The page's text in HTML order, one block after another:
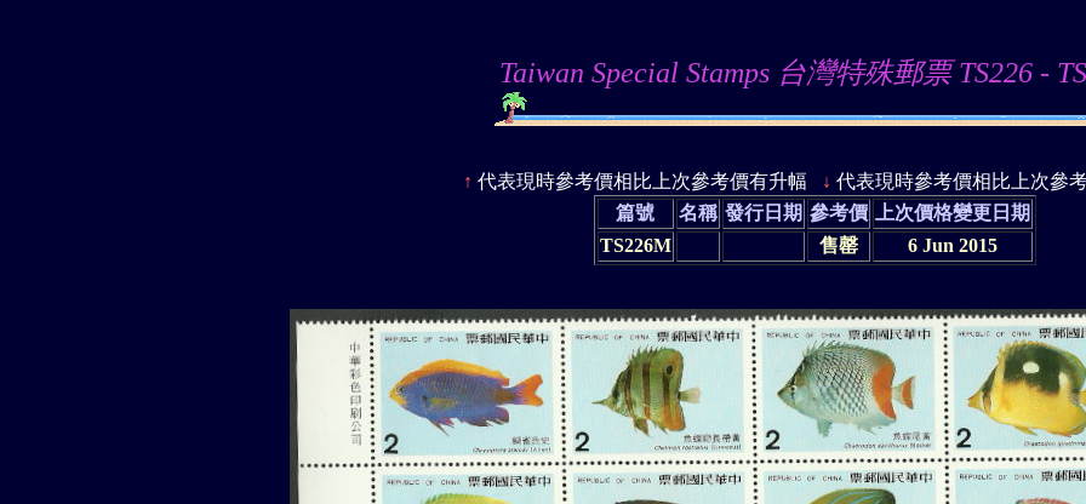
Taiwan Special Stamps 台灣特殊郵票 TS226 -
↑ 代表現時參考價相比上次參考價有升幅 ↓ 代表現時參考價相比上次參
篇號
名稱 發行日期 參考價
上次價格變更日期
TS226M
售罄 6 Jun 2015